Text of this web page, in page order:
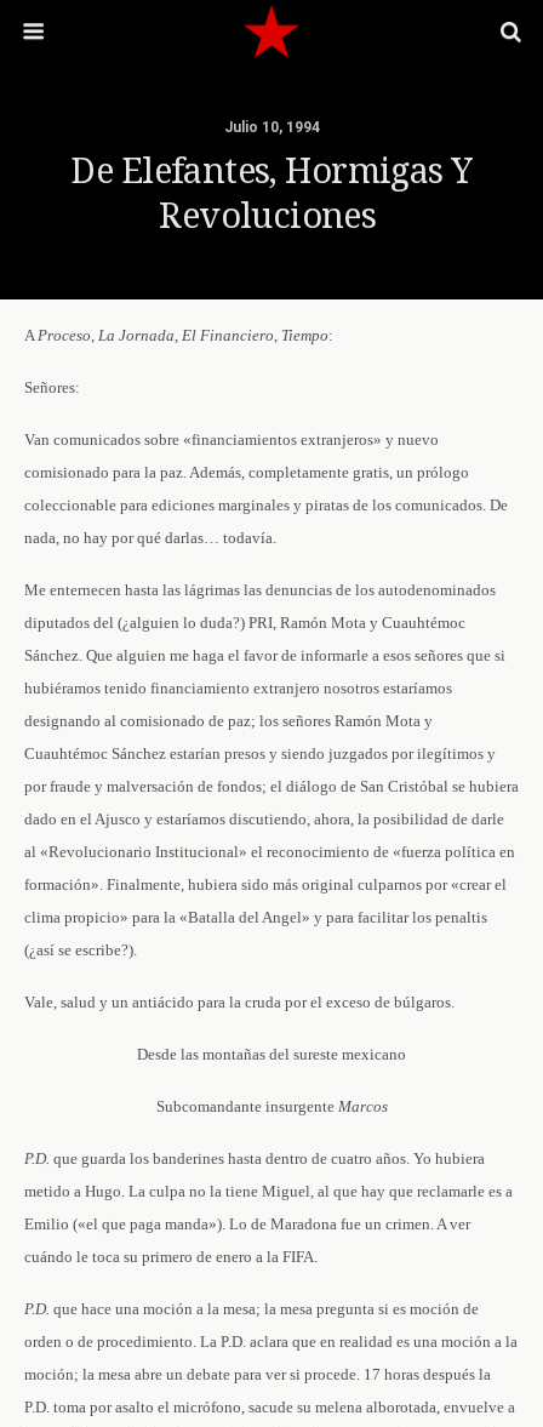
Julio 10, 1994
De Elefantes, Hormigas Y
Revoluciones
AProceso, La Jornada, El Financiero, Tiempo:
Señores:
Van comunicados sobre «financiamientos extranjeros» y nuevo
comisionado para la paz. Además, completamente gratis, un prólogo
coleccionable para ediciones marginales y piratas de los comunicados. De
nada, no hay por qué darlas… todavía.
Me enternecen hasta las lágrimas las denuncias de los autodenominados
diputados del (¿alguien lo duda?) PRI, Ramón Mota y Cuauhtémoc
Sánchez. Que alguien me haga el favor de informarle a esos señores que si
hubiéramos tenido financiamiento extranjero nosotros estaríamos
designando al comisionado de paz; los señores Ramón Mota y
Cuauhtémoc Sánchez estarían presos y siendo juzgados por ilegítimos y
por fraude y malversación de fondos; el diálogo de San Cristóbal se hubiera
dado en el Ajusco y estaríamos discutiendo, ahora, la posibilidad de darle
al «Revolucionario Institucional» el reconocimiento de «fuerza política en
formación». Finalmente, hubiera sido más original culparnos por «crear el
clima propicio» para la «Batalla del Angel» y para facilitar los penaltis
(¿así se escribe?).
Vale, salud y un antiácido para la cruda por el exceso de búlgaros.
Desde las montañas del sureste mexicano
Subcomandante insurgenteMarcos
P.D. que guarda los banderines hasta dentro de cuatro años. Yo hubiera
metido a Hugo. La culpa no la tiene Miguel, al que hay que reclamarle es a
Emilio («el que paga manda»). Lo de Maradona fue un crimen. A ver
cuándo le toca su primero de enero a la FIFA.
P.D. que hace una moción a la mesa; la mesa pregunta si es moción de
orden o de procedimiento. La P.D. aclara que en realidad es una moción a la
moción; la mesa abre un debate para ver si procede. 17 horas después la
P.D. toma por asalto el micrófono, sacude su melena alborotada, envuelve a